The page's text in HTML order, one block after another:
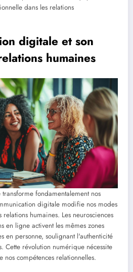
dans les relations
digitale et son
humaines
fondamentalement nos
digitale modifie nos modes
humaines. Les neurosciences
en ligne activent les mêmes zones
en personne, soulignant l'authenticité
Cette révolution numérique nécessite
nos compétences relationnelles.